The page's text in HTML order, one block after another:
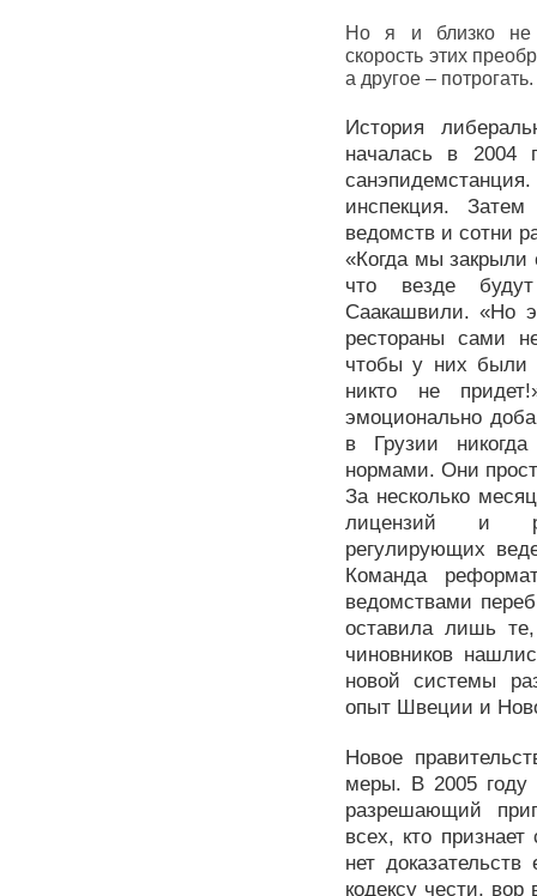
Но я и близко не
скорость этих
а другое – потрогать.
История
началась в 2004
инспекция.
ведомств и сотни
«Когда мы
что везде
Саакашвили. «Но
рестораны сами
чтобы у них были
никто не
эмоционально
в Грузии
нормами. Они
За несколько
лицензий и
регулирующих
Команда
ведомствами
оставила лишь
чиновников
новой системы
опыт Швеции и
Новое
меры. В 2005 году
разрешающий
всех, кто
нет
кодексу чести, вор